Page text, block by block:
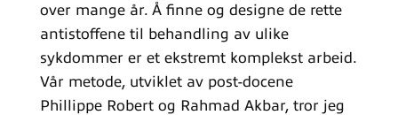
over mange år. Å finne og designe de rette
antistoffene til behandling av ulike
sykdommer er et ekstremt komplekst arbeid.
Vår metode, utviklet av post-docene
Phillippe Robert og Rahmad Akbar, tror jeg